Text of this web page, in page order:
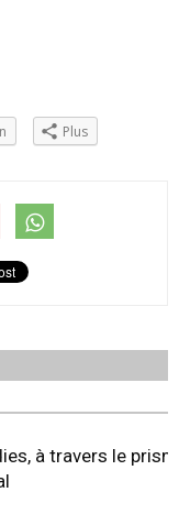
Plus
à travers le